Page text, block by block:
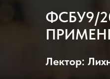
ФСБУ9/
Лектор: